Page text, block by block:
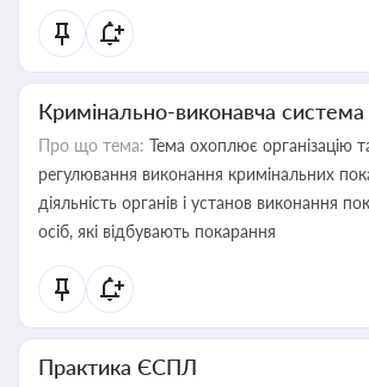
Кримінально-виконавча система
Про що тема: Тема охоплює організацію
регулювання виконання кримінальних
діяльність органів і установ виконання
осіб, які відбувають покарання
Практика ЄСПЛ